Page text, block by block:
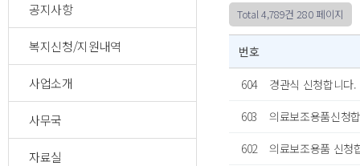
공지사항
복지신청/지원내역
사업소개
사무국
자료실
Total 4,789건 280 페이지
번호
604
경관식 신청합니다.
603
의료보조용품신청
602
의료보조용품 신청